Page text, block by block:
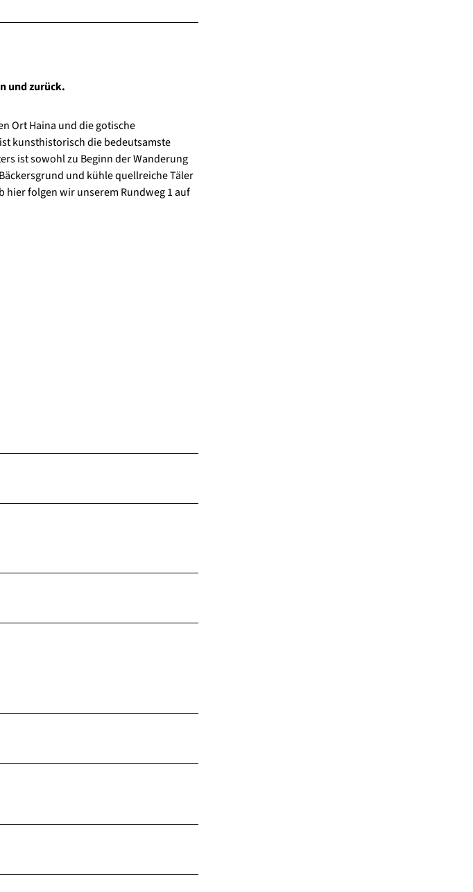
und zurück.
Ort Haina und die gotische
kunsthistorisch die bedeutsamste
ist sowohl zu Beginn der Wanderung
und kühle quellreiche Täler
hier folgen wir unserem Rundweg 1 auf